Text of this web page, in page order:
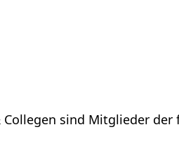
sind Mitglieder